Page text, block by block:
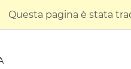
Questa pagina è stata